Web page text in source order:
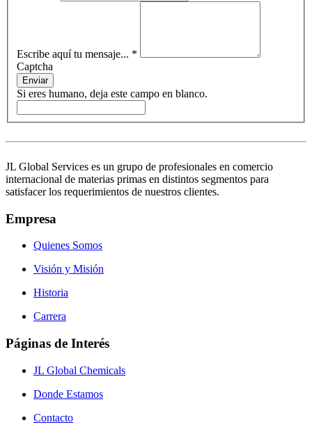
Escribe aquí tu mensaje... *
Captcha
Enviar
Si eres humano, deja este campo en blanco.
JL Global Services es un grupo de profesionales en comercio
internacional de materias primas en distintos segmentos para
satisfacer los requerimientos de nuestros clientes.
Empresa
Quienes Somos
Visión y Misión
Historia
Carrera
Páginas de Interés
JL Global Chemicals
Donde Estamos
Contacto